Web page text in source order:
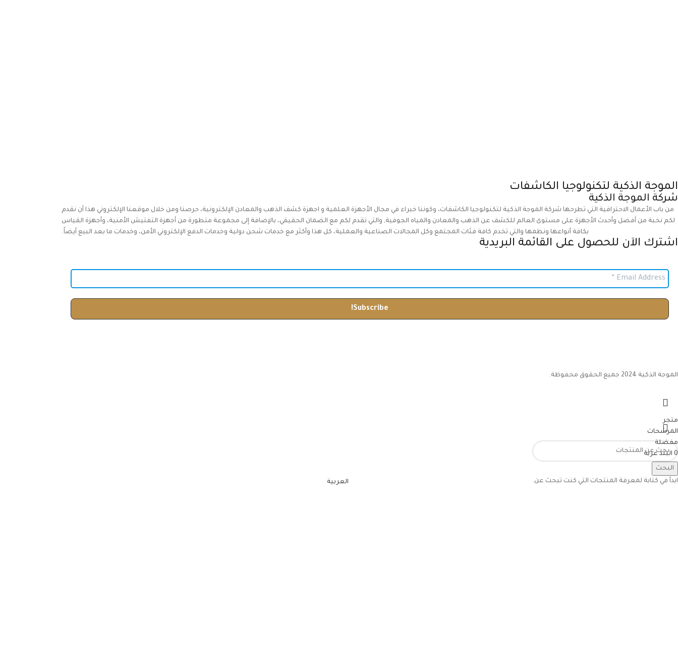
الموجة الذكية لتكنولوجيا الكاشفات
شركة الموجة الذكية
من باب الأعمال الاحترافية التي تطرحها شركة الموجة الذكية لتكنولوجيا الكاشفات، وكوننا خبراء في مجال الأجهزة العلمية و اجهزة كشف الذهب والمعادن الإلكترونية، حرصنا ومن خلال موقعنا الإلكتروني هذا أن نقدم
لكم نخبة من أفضل وأحدث الأجهزة على مستوى العالم للكشف عن الذهب والمعادن والمياه الجوفية, والتي تقدم لكم مع الضمان الحقيقي، بالإضافة إلى مجموعة متطورة من أجهزة التفتيش الأمنية، وأجهزة القياس
بكافة أنواعها ونظمها والتي تخدم كافة فئات المجتمع وكل المجالات الصناعية والعملية، كل هذا وأكثر مع خدمات شحن دولية وخدمات الدفع الإلكتروني الأمن، وخدمات ما بعد البيع أيضاً.
اشترك الآن للحصول على القائمة البريدية
الموجة الذكية 2024 جميع الحقوق محفوظة.
البحث
ابدأ في كتابة لمعرفة المنتجات التي كنت تبحث عن.
متجر
المرشحات
مفضلة
0 البند عربة
حسابي
العربية